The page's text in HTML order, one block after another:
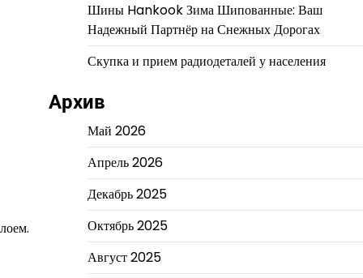
Шины Hankook Зима Шипованные: Ваш
Надежный Партнёр на Снежных Дорогах
Скупка и прием радиодеталей у населения
Архив
Май 2026
Апрель 2026
Декабрь 2025
Октябрь 2025
Август 2025